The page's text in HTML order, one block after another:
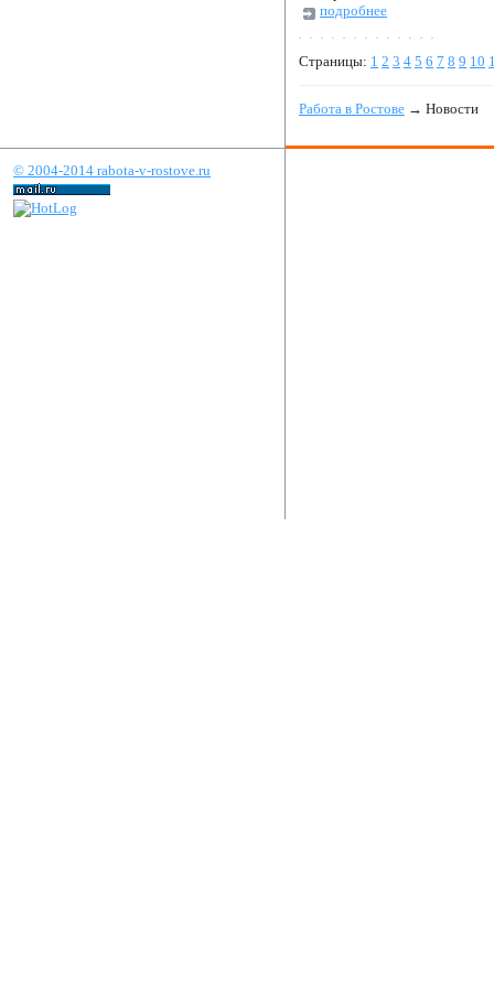
подробнее
Страницы: 1 2 3 4 5 6 7 8 9 10
Работа в Ростове → Новости
© 2004-2014 rabota-v-rostove.ru